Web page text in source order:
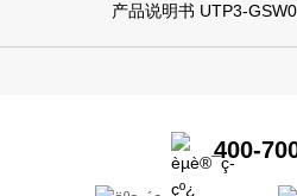
产品说明书 UTP3-
400-